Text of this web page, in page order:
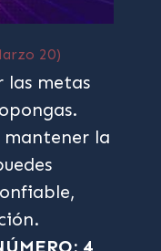
20)
las metas
la
4